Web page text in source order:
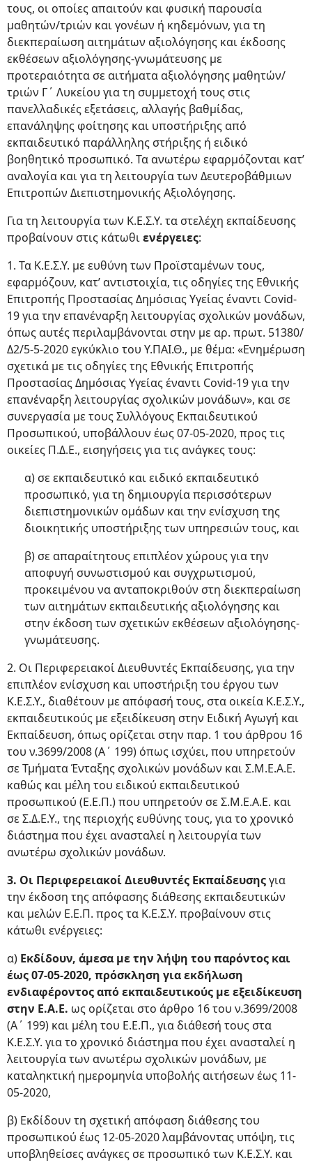
τους, οι οποίες απαιτούν και φυσική παρουσία
μαθητών/τριών και γονέων ή κηδεμόνων, για τη
διεκπεραίωση αιτημάτων αξιολόγησης και έκδοσης
εκθέσεων αξιολόγησης-γνωμάτευσης με
προτεραιότητα σε αιτήματα αξιολόγησης μαθητών/
τριών Γ΄ Λυκείου για τη συμμετοχή τους στις
πανελλαδικές εξετάσεις, αλλαγής βαθμίδας,
επανάληψης φοίτησης και υποστήριξης από
εκπαιδευτικό παράλληλης στήριξης ή ειδικό
βοηθητικό προσωπικό. Τα ανωτέρω εφαρμόζονται κατ’
αναλογία και για τη λειτουργία των Δευτεροβάθμιων
Επιτροπών Διεπιστημονικής Αξιολόγησης.
Για τη λειτουργία των Κ.Ε.Σ.Υ. τα στελέχη εκπαίδευσης
προβαίνουν στις κάτωθιενέργειες:
1. Τα Κ.Ε.Σ.Υ. με ευθύνη των Προϊσταμένων τους,
εφαρμόζουν, κατ’ αντιστοιχία, τις οδηγίες της Εθνικής
Επιτροπής Προστασίας Δημόσιας Υγείας έναντι Covid-
19 για την επανέναρξη λειτουργίας σχολικών μονάδων,
όπως αυτές περιλαμβάνονται στην με αρ. πρωτ. 51380/
Δ2/5-5-2020 εγκύκλιο του Υ.ΠΑΙ.Θ., με θέμα: «Ενημέρωση
σχετικά με τις οδηγίες της Εθνικής Επιτροπής
Προστασίας Δημόσιας Υγείας έναντι Covid-19 για την
επανέναρξη λειτουργίας σχολικών μονάδων», και σε
συνεργασία με τους Συλλόγους Εκπαιδευτικού
Προσωπικού, υποβάλλουν έως 07-05-2020, προς τις
οικείες Π.Δ.Ε., εισηγήσεις για τις ανάγκες τους:
α) σε εκπαιδευτικό και ειδικό εκπαιδευτικό
προσωπικό, για τη δημιουργία περισσότερων
διεπιστημονικών ομάδων και την ενίσχυση της
διοικητικής υποστήριξης των υπηρεσιών τους, και
β) σε απαραίτητους επιπλέον χώρους για την
αποφυγή συνωστισμού και συγχρωτισμού,
προκειμένου να ανταποκριθούν στη διεκπεραίωση
των αιτημάτων εκπαιδευτικής αξιολόγησης και
στην έκδοση των σχετικών εκθέσεων αξιολόγησης-
γνωμάτευσης.
2. Οι Περιφερειακοί Διευθυντές Εκπαίδευσης, για την
επιπλέον ενίσχυση και υποστήριξη του έργου των
Κ.Ε.Σ.Υ., διαθέτουν με απόφασή τους, στα οικεία Κ.Ε.Σ.Υ.,
εκπαιδευτικούς με εξειδίκευση στην Ειδική Αγωγή και
Εκπαίδευση, όπως ορίζεται στην παρ. 1 του άρθρου 16
του ν.3699/2008 (Α΄ 199) όπως ισχύει, που υπηρετούν
σε Τμήματα Ένταξης σχολικών μονάδων και Σ.Μ.Ε.Α.Ε.
καθώς και μέλη του ειδικού εκπαιδευτικού
προσωπικού (Ε.Ε.Π.) που υπηρετούν σε Σ.Μ.Ε.Α.Ε. και
σε Σ.Δ.Ε.Υ., της περιοχής ευθύνης τους, για το χρονικό
διάστημα που έχει ανασταλεί η λειτουργία των
ανωτέρω σχολικών μονάδων.
3. Οι Περιφερειακοί Διευθυντές Εκπαίδευσηςγια
την έκδοση της απόφασης διάθεσης εκπαιδευτικών
και μελών Ε.Ε.Π. προς τα Κ.Ε.Σ.Υ. προβαίνουν στις
κάτωθι ενέργειες:
α) Εκδίδουν, άμεσα με την λήψη του παρόντος και
έως 07-05-2020, πρόσκληση για εκδήλωση
ενδιαφέροντος από εκπαιδευτικούς με εξειδίκευση
στην Ε.Α.Ε. ως ορίζεται στο άρθρο 16 του ν.3699/2008
(Α΄ 199) και μέλη του Ε.Ε.Π., για διάθεσή τους στα
Κ.Ε.Σ.Υ. για το χρονικό διάστημα που έχει ανασταλεί η
λειτουργία των ανωτέρω σχολικών μονάδων, με
καταληκτική ημερομηνία υποβολής αιτήσεων έως 11-
05-2020,
β) Εκδίδουν τη σχετική απόφαση διάθεσης του
προσωπικού έως 12-05-2020 λαμβάνοντας υπόψη, τις
υποβληθείσες ανάγκες σε προσωπικό των Κ.Ε.Σ.Υ. και